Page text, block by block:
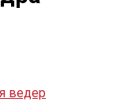
ведер